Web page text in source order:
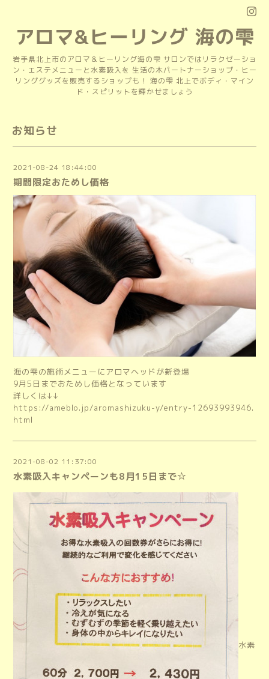
アロマ&ヒーリング 海の雫
岩手県北上市のアロマ＆ヒーリング海の雫 サロンではリラクゼーショ
ン・エステメニューと水素吸入を 生活の木パートナーショップ・ヒー
リンググッズを販売するショップも！ 海の雫 北上でボディ・マイン
ド・スピリットを輝かせましょう
お知らせ
2021-08-24 18:44:00
期間限定おためし価格
海の雫の施術メニューにアロマヘッドが新登場
9月5日までおためし価格となっています
詳しくは↓↓
https://ameblo.jp/aromashizuku-y/entry-12693993946.
html
2021-08-02 11:37:00
水素吸入キャンペーンも8月15日まで☆
水素